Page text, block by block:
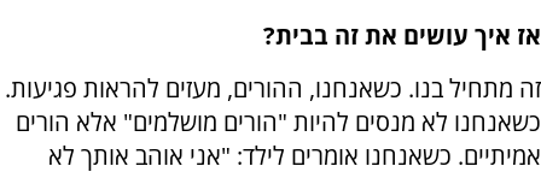
אז איך עושים את זה בבית?
זה מתחיל בנו. כשאנחנו, ההורים, מעזים להראות פגיעות.
כשאנחנו לא מנסים להיות "הורים מושלמים" אלא הורים
אמיתיים. כשאנחנו אומרים לילד: "אני אוהב אותך לא